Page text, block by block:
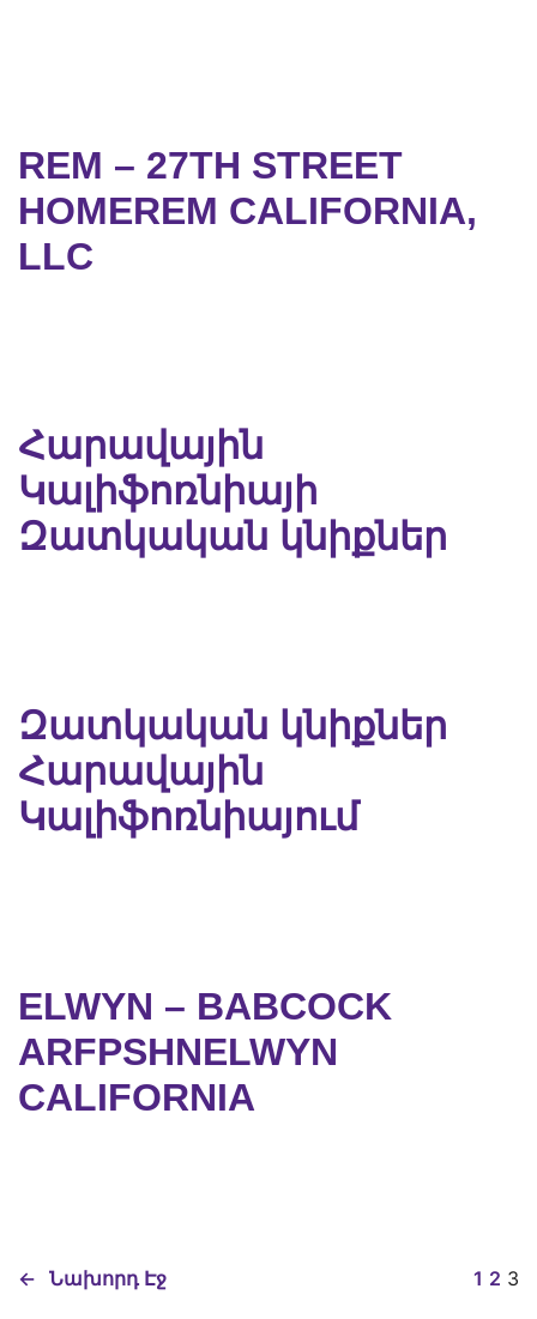
REM – 27TH STREET
HOMEREM CALIFORNIA,
LLC
Հարավային
Կալիֆոռնիայի
Զատկական կնիքներ
Զատկական կնիքներ
Հարավային
Կալիֆոռնիայում
ELWYN – BABCOCK
ARFPSHNELWYN
CALIFORNIA
← Նախորդ Էջ 1 2 3